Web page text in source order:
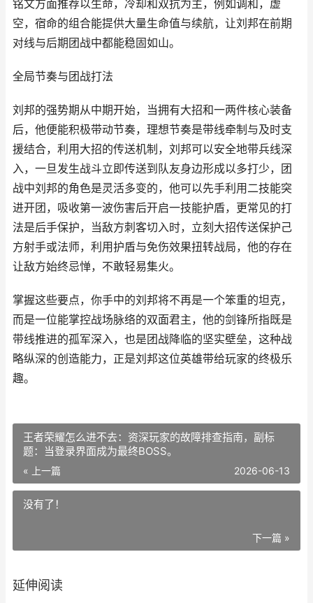
铭文方面推荐以生命，冷却和双抗为主，例如调和，虚
空，宿命的组合能提供大量生命值与续航，让刘邦在前期
对线与后期团战中都能稳固如山。
全局节奏与团战打法
刘邦的强势期从中期开始，当拥有大招和一两件核心装备
后，他便能积极带动节奏，理想节奏是带线牵制与及时支
援结合，利用大招的传送机制，刘邦可以安全地带兵线深
入，一旦发生战斗立即传送到队友身边形成以多打少，团
战中刘邦的角色是灵活多变的，他可以先手利用二技能突
进开团，吸收第一波伤害后开启一技能护盾，更常见的打
法是后手保护，当敌方刺客切入时，立刻大招传送保护己
方射手或法师，利用护盾与免伤效果扭转战局，他的存在
让敌方始终忌惮，不敢轻易集火。
掌握这些要点，你手中的刘邦将不再是一个笨重的坦克，
而是一位能掌控战场脉络的双面君主，他的剑锋所指既是
带线推进的孤军深入，也是团战降临的坚实壁垒，这种战
略纵深的创造能力，正是刘邦这位英雄带给玩家的终极乐
趣。
王者荣耀怎么进不去：资深玩家的故障排查指南，副标
题：当登录界面成为最终BOSS。
« 上一篇 2026-06-13
没有了！
下一篇 »
延伸阅读